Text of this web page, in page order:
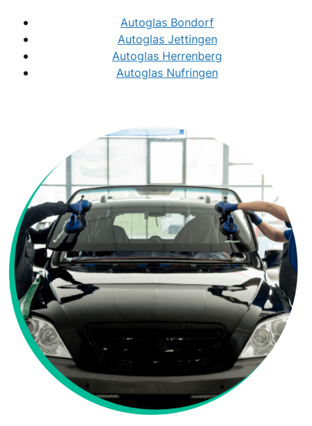
Autoglas Bondorf
Autoglas Jettingen
Autoglas Herrenberg
Autoglas Nufringen